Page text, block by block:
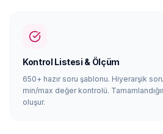
Kontrol Listesi & Ölçüm
650+ hazır soru şablonu. Hiyerarşik
min/max değer kontrolü.
oluşur.